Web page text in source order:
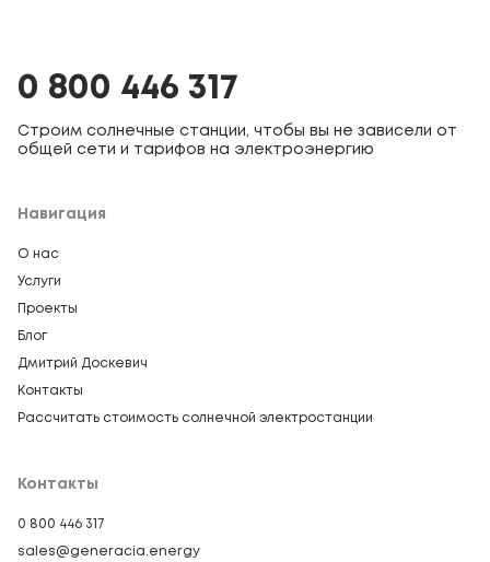
0 800 446 317
Строим солнечные станции, чтобы вы не зависели от
общей сети и тарифов на электроэнергию
Навигация
О нас
Услуги
Проекты
Блог
Дмитрий Доскевич
Контакты
Рассчитать стоимость солнечной электростанции
Контакты
0 800 446 317
sales@generacia.energy